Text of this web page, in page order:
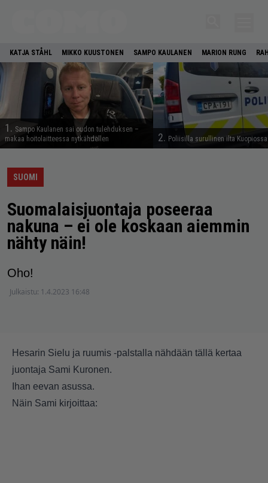
KATJA STÅHL MIKKO KUUSTONEN SAMPO KAULANEN MARION RUNG
1. Sampo Kaulanen sai oudon tulehduksen –
makaa hoitolaitteessa nytkähdellen
2. Poliisilla surullinen ilta
SUOMI
Suomalaisjuontaja poseeraa
nakuna – ei ole koskaan aiemmin
nähty näin!
Oho!
Julkaistu: 1.4.2023 16:48
Hesarin Sielu ja ruumis -palstalla nähdään tällä kertaa
juontaja Sami Kuronen.
Ihan eevan asussa.
Näin Sami kirjoittaa: